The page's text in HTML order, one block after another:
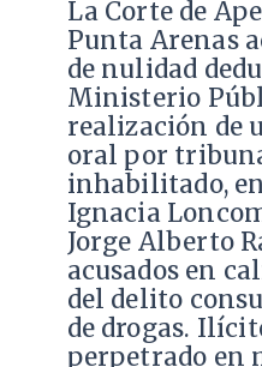
La Corte de
Punta Arenas
de nulidad
Ministerio
realización de
oral por
inhabilitado,
Ignacia
Jorge Alberto
acusados en
del delito
de drogas.
perpetrado en